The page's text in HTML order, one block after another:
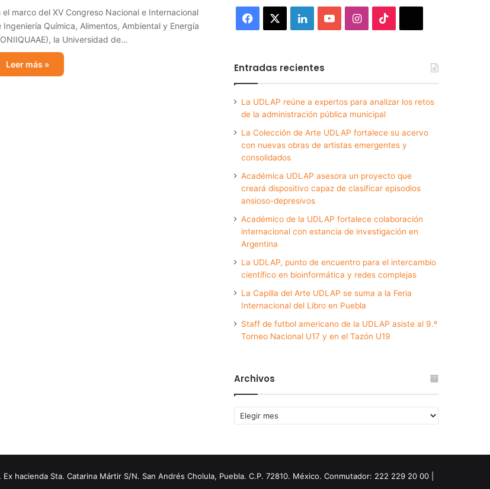
el marco del XV Congreso Nacional e Internacional
Ingeniería Química, Alimentos, Ambiental y Energía
la Universidad de…
Leer más »
Facebook LinkedInYouTubeInstagram
Entradas recientes
La UDLAP reúne a expertos para analizar los retos
de la administración pública municipal
La Colección de Arte UDLAP fortalece su acervo
con nuevas obras de artistas emergentes y
consolidados
Académica UDLAP asesora un proyecto que
creará dispositivo capaz de clasificar episodios
ansioso-depresivos
Académico de la UDLAP fortalece colaboración
internacional con estancia de investigación en
Argentina
La UDLAP, punto de encuentro para el intercambio
científico en bioinformática y redes complejas
La Capilla del Arte UDLAP se suma a la Feria
Internacional del Libro en Puebla
Staff de futbol americano de la UDLAP asiste al 9.º
Torneo Nacional U17 y en el Tazón U19
Archivos
Archivos
hacienda Sta. Catarina Mártir S/N. San Andrés Cholula, Puebla. C.P. 72810. México. Conmutador: 222 229 20 00 |